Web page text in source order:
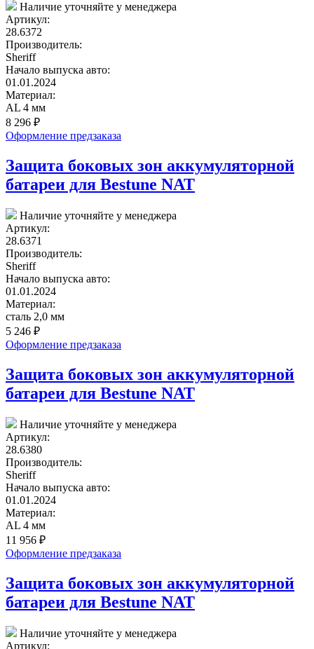
Наличие уточняйте у менеджера
Артикул:
28.6372
Производитель:
Sheriff
Начало выпуска авто:
01.01.2024
Материал:
AL 4 мм
8 296 ₽
Оформление предзаказа
Защита боковых зон аккумуляторной
батареи для Bestune NAT
Наличие уточняйте у менеджера
Артикул:
28.6371
Производитель:
Sheriff
Начало выпуска авто:
01.01.2024
Материал:
сталь 2,0 мм
5 246 ₽
Оформление предзаказа
Защита боковых зон аккумуляторной
батареи для Bestune NAT
Наличие уточняйте у менеджера
Артикул:
28.6380
Производитель:
Sheriff
Начало выпуска авто:
01.01.2024
Материал:
AL 4 мм
11 956 ₽
Оформление предзаказа
Защита боковых зон аккумуляторной
батареи для Bestune NAT
Наличие уточняйте у менеджера
Артикул: